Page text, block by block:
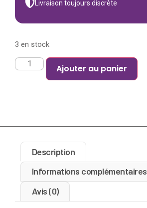
Livraison toujours discrète
3 en stock
Ajouter au panier
Description
Informations complémentaires
Avis (0)